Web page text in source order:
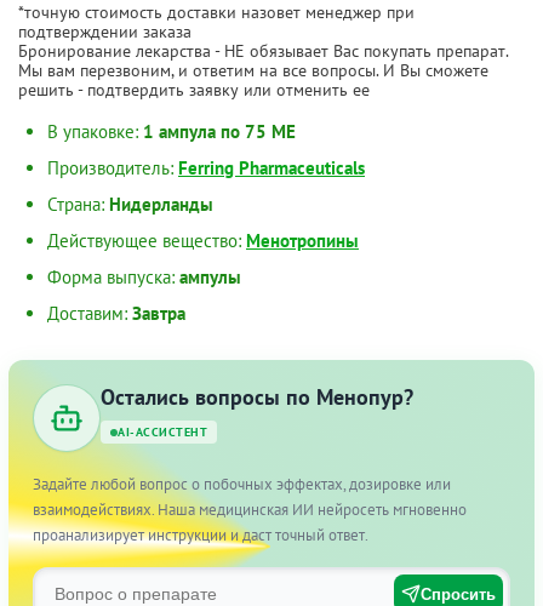
*точную стоимость доставки назовет менеджер при
подтверждении заказа
Бронирование лекарства - НЕ обязывает Вас покупать препарат.
Мы вам перезвоним, и ответим на все вопросы. И Вы сможете
решить - подтвердить заявку или отменить ее
В упаковке: 1 ампула по 75 МЕ
Производитель: Ferring Pharmaceuticals
Страна: Нидерланды
Действующее вещество: Менотропины
Форма выпуска: ампулы
Доставим: Завтра
Остались вопросы по Менопур?
AI-АССИСТЕНТ
Задайте любой вопрос о побочных эффектах, дозировке или
взаимодействиях. Наша медицинская ИИ нейросеть мгновенно
проанализирует инструкции и даст точный ответ.
Спросить